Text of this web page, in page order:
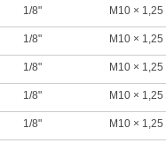
1/8" M10 × 1,25
1/8" M10 × 1,25
1/8" M10 × 1,25
1/8" M10 × 1,25
1/8" M10 × 1,25